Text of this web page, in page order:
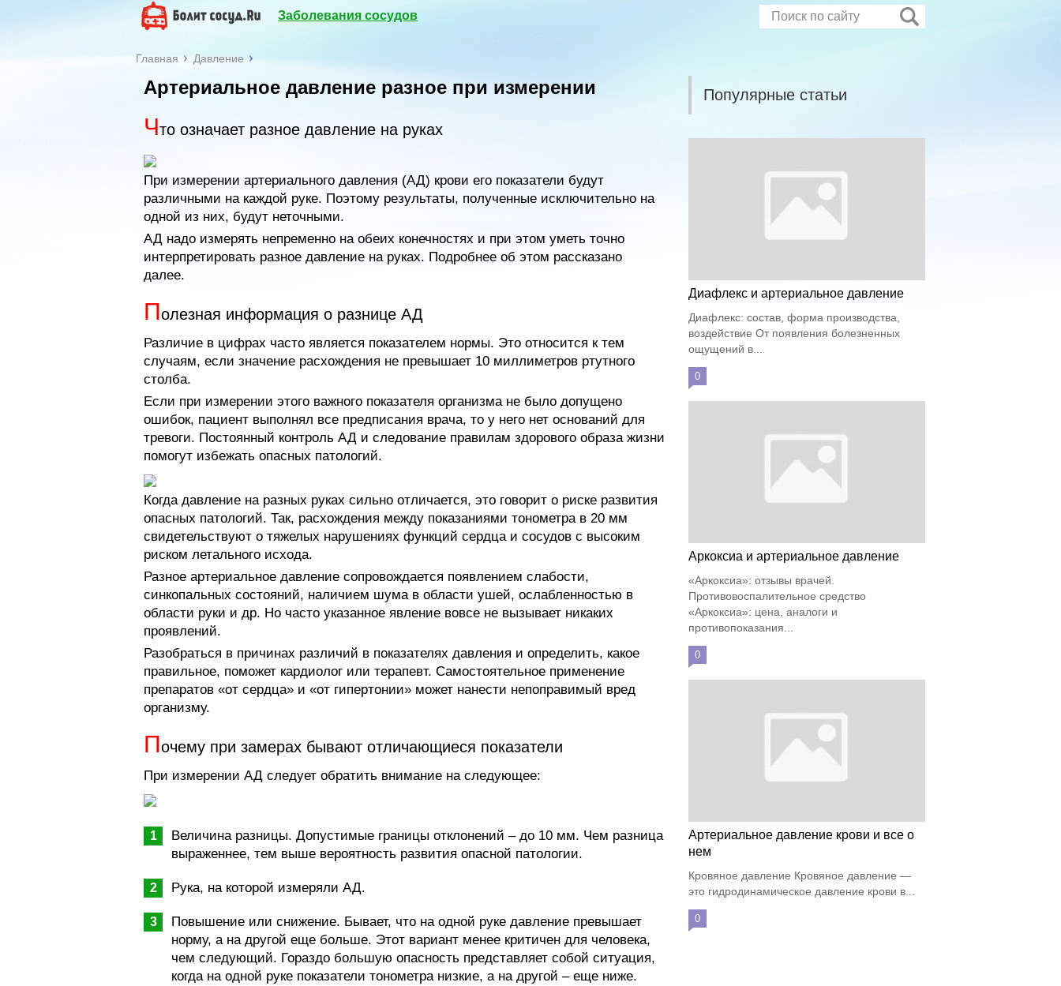
Заболевания сосудов
Главная Давление
Артериальное давление разное при измерении
Что означает разное давление на руках
При измерении артериального давления (АД) крови его показатели будут
различными на каждой руке. Поэтому результаты, полученные исключительно на
одной из них, будут неточными.
АД надо измерять непременно на обеих конечностях и при этом уметь точно
интерпретировать разное давление на руках. Подробнее об этом рассказано
далее.
Полезная информация о разнице АД
Различие в цифрах часто является показателем нормы. Это относится к тем
случаям, если значение расхождения не превышает 10 миллиметров ртутного
столба.
Если при измерении этого важного показателя организма не было допущено
ошибок, пациент выполнял все предписания врача, то у него нет оснований для
тревоги. Постоянный контроль АД и следование правилам здорового образа жизни
помогут избежать опасных патологий.
Когда давление на разных руках сильно отличается, это говорит о риске развития
опасных патологий. Так, расхождения между показаниями тонометра в 20 мм
свидетельствуют о тяжелых нарушениях функций сердца и сосудов с высоким
риском летального исхода.
Разное артериальное давление сопровождается появлением слабости,
синкопальных состояний, наличием шума в области ушей, ослабленностью в
области руки и др. Но часто указанное явление вовсе не вызывает никаких
проявлений.
Разобраться в причинах различий в показателях давления и определить, какое
правильное, поможет кардиолог или терапевт. Самостоятельное применение
препаратов «от сердца» и «от гипертонии» может нанести непоправимый вред
организму.
Почему при замерах бывают отличающиеся показатели
При измерении АД следует обратить внимание на следующее:
Величина разницы. Допустимые границы отклонений – до 10 мм. Чем разница
выраженнее, тем выше вероятность развития опасной патологии.
Рука, на которой измеряли АД.
Повышение или снижение. Бывает, что на одной руке давление превышает
норму, а на другой еще больше. Этот вариант менее критичен для человека,
чем следующий. Гораздо большую опасность представляет собой ситуация,
когда на одной руке показатели тонометра низкие, а на другой – еще ниже.
Популярные статьи
Диафлекс и артериальное давление
Диафлекс: состав, форма производства,
воздействие От появления болезненных
ощущений в...
0
Аркоксиа и артериальное давление
«Аркоксиа»: отзывы врачей.
Противовоспалительное средство
«Аркоксиа»: цена, аналоги и
противопоказания...
0
Артериальное давление крови и все о
нем
Кровяное давление Кровяное давление —
это гидродинамическое давление крови в...
0